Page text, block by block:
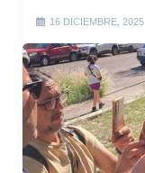
16 DICIEMBRE, 2025